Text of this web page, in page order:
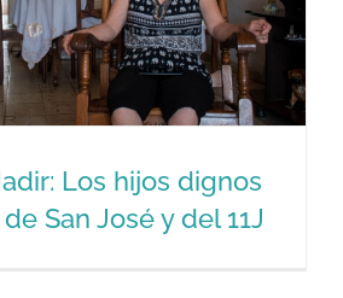
Los hijos dignos
San José y del 11J